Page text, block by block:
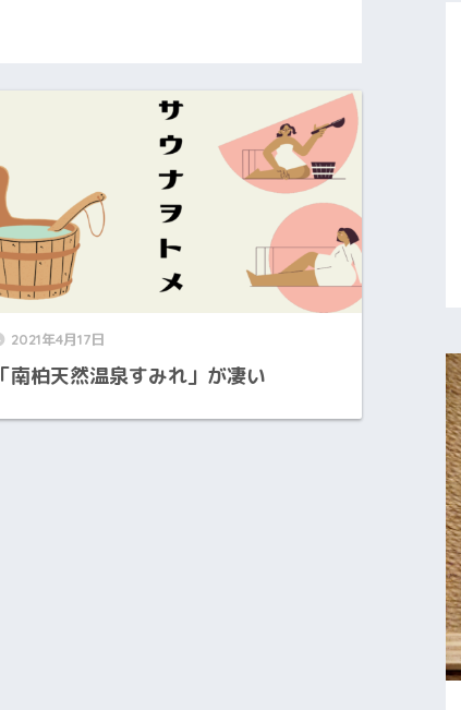
2021年4月17日
「南柏天然温泉すみれ」が凄い